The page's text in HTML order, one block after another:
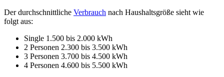
Der durchschnittliche Verbrauch nach Haushaltsgröße sieht wie
folgt aus:
Single 1.500 bis 2.000 kWh
2 Personen 2.300 bis 3.500 kWh
3 Personen 3.700 bis 4.500 kWh
4 Personen 4.600 bis 5.500 kWh